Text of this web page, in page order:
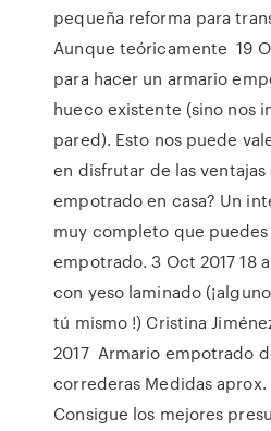
pequeña reforma para
Aunque teóricamente 19
para hacer un armario
hueco existente (sino nos
pared). Esto nos puede
en disfrutar de las
empotrado en casa? Un
muy completo que
empotrado. 3 Oct 2017 18
con yeso laminado
tú mismo !) Cristina
2017 Armario empotrado
correderas Medidas
Consigue los mejores